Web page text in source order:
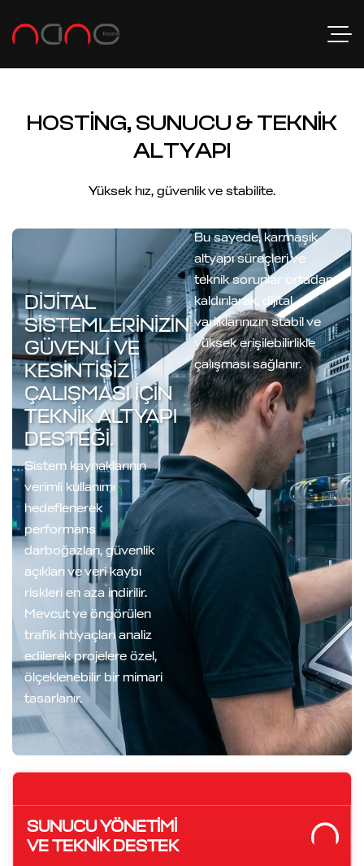
HOSTING, SUNUCU & TEKNIK
ALTYAPI
Yüksek hız, güvenlik ve stabilite.
DIJITAL
SISTEMLERINIZIN
GÜVENLI VE
KESINTISIZ
ÇALIŞMASI IÇIN
TEKNIK ALTYAPI
DESTEĞI.
Sistem kaynaklarının
verimli kullanımı
hedeflenerek
performans
darboğazları, güvenlik
açıkları ve veri kaybı
riskleri en aza indirilir.
Mevcut ve öngörülen
trafik ihtiyaçları analiz
edilerek projelere özel,
ölçeklenebilir bir mimari
tasarlanır.
Bu sayede, karmaşık
altyapı süreçleri ve
teknik sorunlar ortadan
kaldırılarak, dijital
varlıklarınızın stabil ve
yüksek erişilebilirlikle
çalışması sağlanır.
SUNUCU YÖNETIMI
VE TEKNIK DESTEK